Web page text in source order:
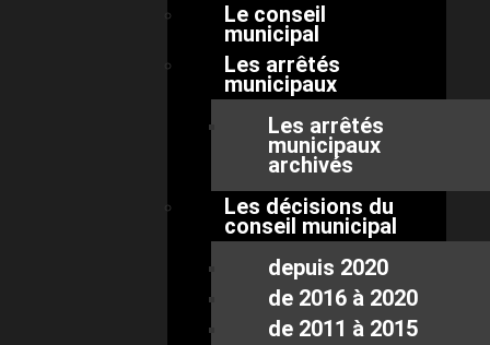
Le conseil
municipal
Les arrêtés
municipaux
Les arrêtés
municipaux
archivés
Les décisions du
conseil municipal
depuis 2020
de 2016 à 2020
de 2011 à 2015